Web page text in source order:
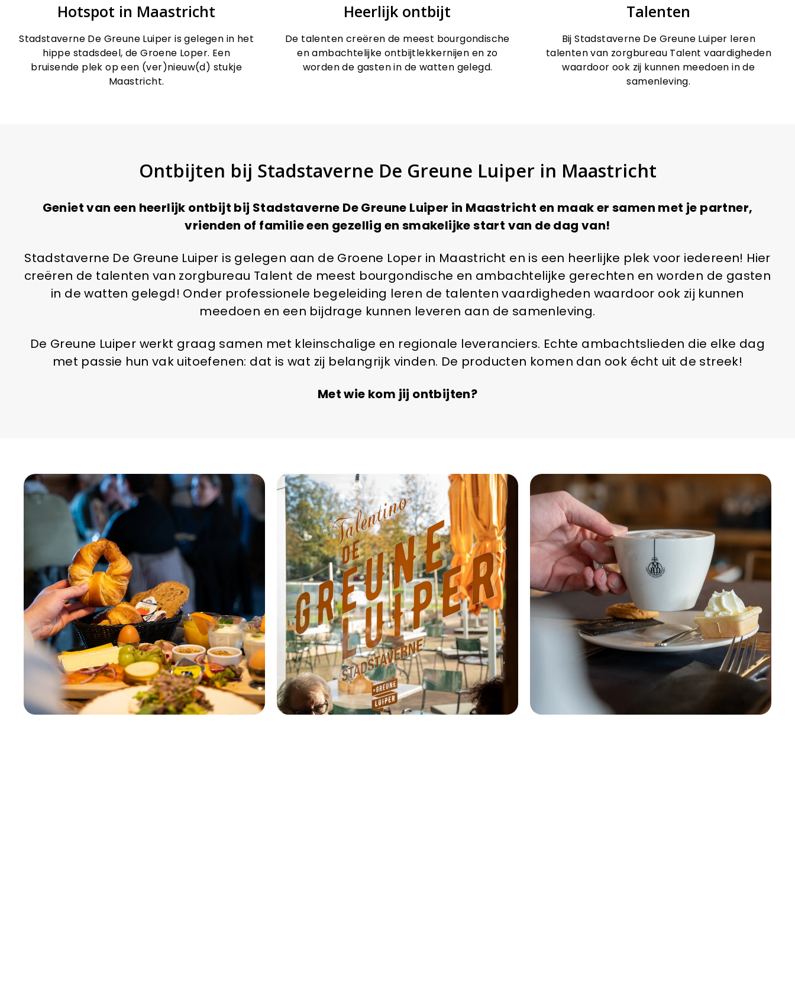
Hotspot in Maastricht
Stadstaverne De Greune Luiper is gelegen in het
hippe stadsdeel, de Groene Loper. Een
bruisende plek op een (ver)nieuw(d) stukje
Maastricht.
Heerlijk ontbijt
De talenten creëren de meest bourgondische
en ambachtelijke ontbijtlekkernijen en zo
worden de gasten in de watten gelegd.
Talenten
Bij Stadstaverne De Greune Luiper leren
talenten van zorgbureau Talent vaardigheden
waardoor ook zij kunnen meedoen in de
samenleving.
Ontbijten bij Stadstaverne De Greune Luiper in Maastricht
Geniet van een heerlijk ontbijt bij Stadstaverne De Greune Luiper in Maastricht en maak er samen met je partner,
vrienden of familie een gezellig en smakelijke start van de dag van!
Stadstaverne De Greune Luiper is gelegen aan de Groene Loper in Maastricht en is een heerlijke plek voor iedereen! Hier
creëren de talenten van zorgbureau Talent de meest bourgondische en ambachtelijke gerechten en worden de gasten
in de watten gelegd! Onder professionele begeleiding leren de talenten vaardigheden waardoor ook zij kunnen
meedoen en een bijdrage kunnen leveren aan de samenleving.
De Greune Luiper werkt graag samen met kleinschalige en regionale leveranciers. Echte ambachtslieden die elke dag
met passie hun vak uitoefenen: dat is wat zij belangrijk vinden. De producten komen dan ook écht uit de streek!
Met wie kom jij ontbijten?